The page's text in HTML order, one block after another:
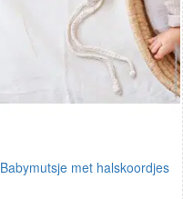
Babymutsje met halskoordjes